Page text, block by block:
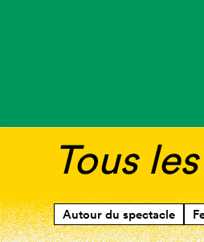
Tous
Autour du spectacle